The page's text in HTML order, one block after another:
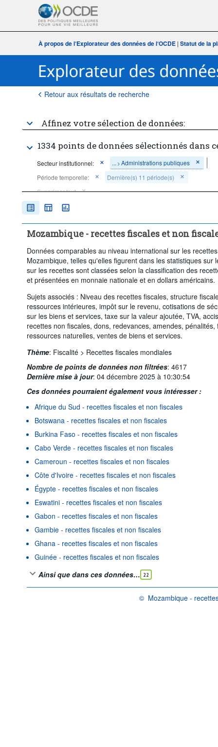
À propos de l‘Explorateur des données de l‘OCDE | Statut de la
Retour aux résultats de recherche
Affinez votre sélection de données:
1334 points de données sélectionnés dans
Secteur institutionnel: ... > Administrations publiques
Période temporelle:
Dernière(s) 11 période(s)
Supprimer tout
Mozambique - recettes fiscales et non
Données comparables au niveau international sur les
Mozambique, telles qu'elles figurent dans les statistiques sur
sur les recettes sont classées selon la classification des
et présentées en monnaie nationale et en dollars américains.
Sujets associés : Niveau des recettes fiscales, structure
ressources intérieures, impôt sur le revenu, cotisations de
sur les biens et services, taxe sur la valeur ajoutée, TVA,
recettes non fiscales, dons, redevances, amendes,
ressources naturelles, ventes de biens et services.
Thème: Fiscalité > Recettes fiscales mondiales
Nombre de points de données non filtrées: 4617
Dernière mise à jour: 04 décembre 2025 à 10:30:54
Ces données pourraient également vous intéresser :
Afrique du Sud - recettes fiscales et non fiscales
Botswana - recettes fiscales et non fiscales
Burkina Faso - recettes fiscales et non fiscales
Cabo Verde - recettes fiscales et non fiscales
Cameroun - recettes fiscales et non fiscales
Côte d'Ivoire - recettes fiscales et non fiscales
Égypte - recettes fiscales et non fiscales
Eswatini - recettes fiscales et non fiscales
Gabon - recettes fiscales et non fiscales
Gambie - recettes fiscales et non fiscales
Ghana - recettes fiscales et non fiscales
Guinée - recettes fiscales et non fiscales
Ainsi que dans ces données… 22
© Mozambique -